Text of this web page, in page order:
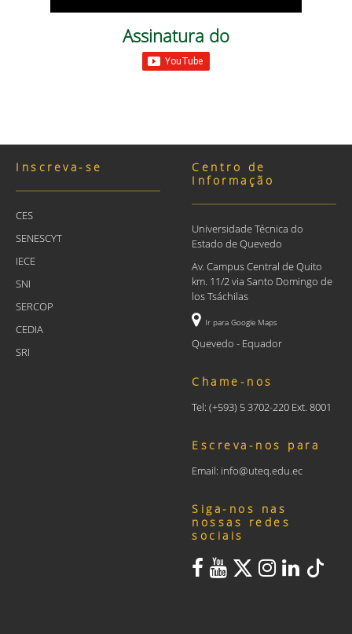
Assinatura do
Inscreva-se
CES
SENESCYT
IECE
SNI
SERCOP
CEDIA
SRI
Centro de
Informação
Universidade Técnica do
Estado de Quevedo
Av. Campus Central de Quito
km. 11/2 via Santo Domingo de
los Tsáchilas
Ir para Google Maps
Quevedo - Equador
Chame-nos
Tel: (+593) 5 3702-220 Ext. 8001
Escreva-nos para
Email: info@uteq.edu.ec
Siga-nos nas
nossas redes
sociais